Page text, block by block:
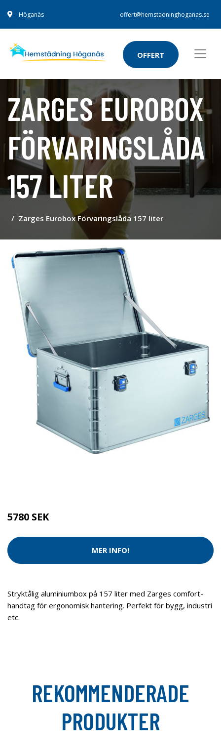
Höganäs offert@hemstadninghoganas.se
OFFERT
ZARGES EUROBOX
FÖRVARINGSLÅDA
157 LITER
Zarges Eurobox Förvaringslåda 157 liter
5780 SEK
MER INFO!
Stryktålig aluminiumbox på 157 liter med Zarges comfort-
handtag för ergonomisk hantering. Perfekt för bygg, industri
etc.
REKOMMENDERADE
PRODUKTER